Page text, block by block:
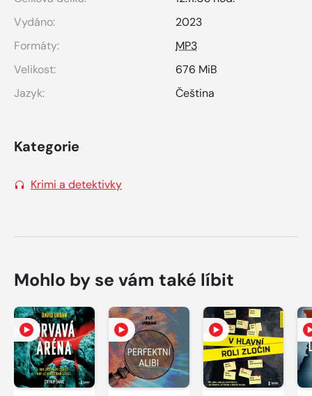
Vydáno:
2023
Formáty:
MP3
Velikost:
676 MiB
Jazyk:
Čeština
Kategorie
Krimi a detektivky
Mohlo by se vám také líbit